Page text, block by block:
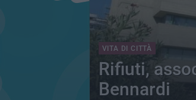
VITA DI CITTÀ
Rifiuti,
Bennardi